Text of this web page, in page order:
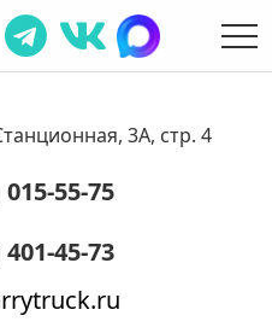
3А, стр. 4
55-75
45-73